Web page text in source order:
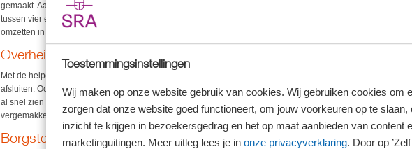
Toestemmingsinstellingen
Wij maken op onze website gebruik van cookies. Wij gebruiken cookies om
zorgen dat onze website goed functioneert, om jouw voorkeuren op te slaan,
inzicht te krijgen in bezoekersgedrag en het op maat aanbieden van content
marketinguitingen. Meer uitleg lees je in onze privacyverklaring. Door op ’Zelf
gemaakt. Aan de toegang tot de NPEX zijn kosten verbonden, eenmalig en periodiek. De obligaties kennen
tussen vier en zeven jaar. Je kunt ook kiezen voor converteerbare obligaties. Deze obligaties kan men na
omzetten in aandelen.
Overheid als cofinancier
Met de helpende hand van de overheid heb je als ondernemer meer kans van slagen om bij
afsluiten. Ook al zijn je plannen en de financiële vooruitzichten nog zo goed, zonder voldoende zekerheden
al snel zien stranden. Vandaar dat de overheid diverse regelingen in het leven heeft geroepen om de
vergemakkelijken. Deze regelingen zijn veelal voorzien van soepeler voorwaarden.
Borgstelling MKB-Kredieten (BMKB)